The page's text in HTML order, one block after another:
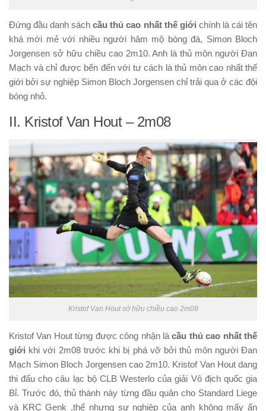
Đứng đầu danh sáchcầu thủ cao nhất thế giới chính là cái tên
khá mới mẻ với nhiều người hâm mộ bóng đá, Simon Bloch
Jorgensen sở hữu chiều cao 2m10. Anh là thủ môn người Đan
Mạch và chỉ được bến đến với tư cách là thủ môn cao nhất thế
giới bởi sự nghiệp Simon Bloch Jorgensen chỉ trải qua ở các đội
bóng nhỏ.
II. Kristof Van Hout – 2m08
Kristof Van Hout sở hữu chiều cao 2m08
Kristof Van Hout từng được công nhận làcầu thủ cao nhất thế
giới khi với 2m08 trước khi bị phá vỡ bởi thủ môn người Đan
Mạch Simon Bloch Jorgensen cao 2m10. Kristof Van Hout dang
thi đấu cho câu lạc bộ CLB Westerlo của giải Vô địch quốc gia
Bỉ. Trước đó, thủ thành này từng đầu quân cho Standard Liege
và KRC Genk ,thế nhưng sự nghiệp của anh không mấy ấn